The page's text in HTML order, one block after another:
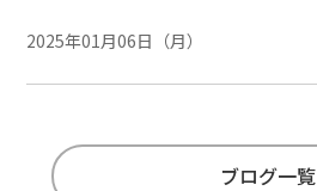
2025年01月06日（月）
ブログ一覧